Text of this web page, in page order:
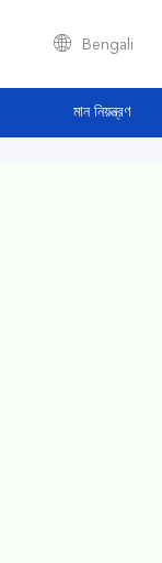
Bengali
মান নিয়ন্ত্রণ